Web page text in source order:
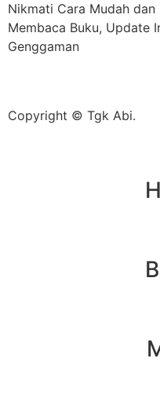
Nikmati Cara Mudah dan
Membaca Buku, Update
Genggaman
Copyright © Tgk Abi.